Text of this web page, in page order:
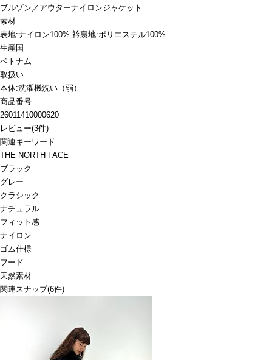
ブルゾン／アウターナイロンジャケット
素材
表地:ナイロン100% 衿裏地:ポリエステル100%
生産国
ベトナム
取扱い
本体:洗濯機洗い（弱）
商品番号
26011410000620
レビュー(3件)
関連キーワード
THE NORTH FACE
ブラック
グレー
クラシック
ナチュラル
フィット感
ナイロン
ゴム仕様
フード
天然素材
関連スナップ(6件)